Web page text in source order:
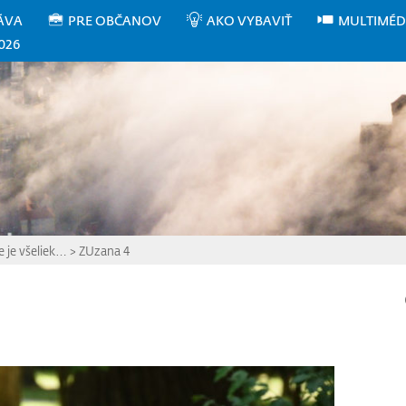
PRE OBČANOV AKO VYBAVIŤ
je všeliek… > ZUzana 4